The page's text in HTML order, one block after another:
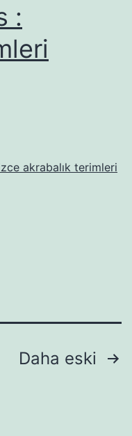
:
akrabalık terimleri
Daha eski